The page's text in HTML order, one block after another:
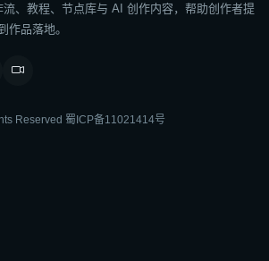
、教程、节点库与 AI 创作内容，帮助创作者提
作品落地。
Reserved 蜀ICP备11021414号